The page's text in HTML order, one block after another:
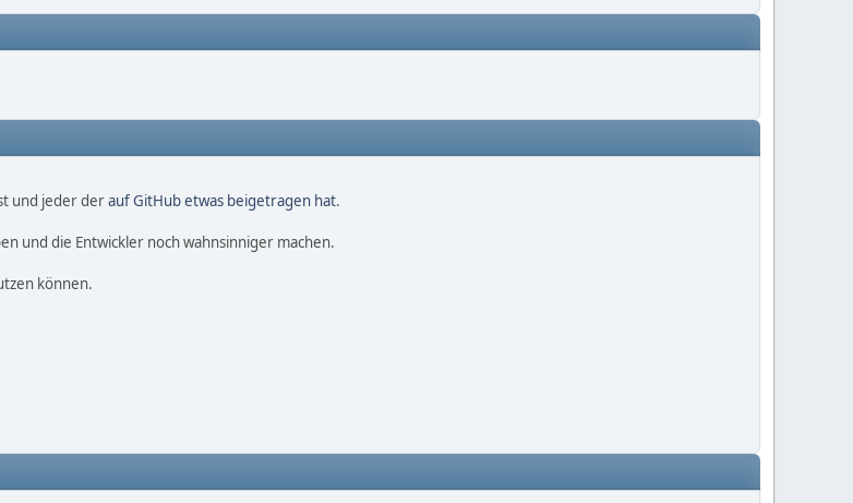
und jeder derauf GitHub etwas beigetragen hat.
und die Entwickler noch wahnsinniger machen.
können.